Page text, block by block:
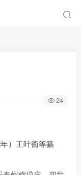
24
）王叶衢等纂